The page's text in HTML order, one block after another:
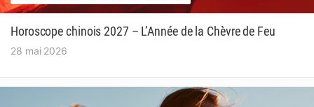
Horoscope chinois 2027 – L’Année de la Chèvre de Feu
28 mai 2026